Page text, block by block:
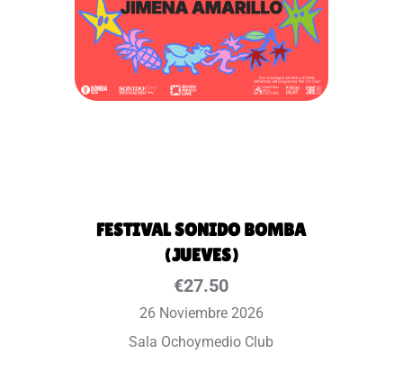
FESTIVAL SONIDO BOMBA
(JUEVES)
€27.50
26 Noviembre 2026
Sala Ochoymedio Club